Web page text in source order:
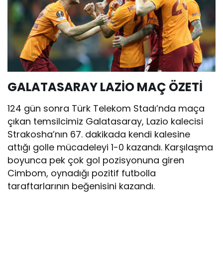
GALATASARAY LAZİO MAÇ ÖZETİ
124 gün sonra Türk Telekom Stadı’nda maça
çıkan temsilcimiz Galatasaray, Lazio kalecisi
Strakosha’nın 67. dakikada kendi kalesine
attığı golle mücadeleyi 1-0 kazandı. Karşılaşma
boyunca pek çok gol pozisyonuna giren
Cimbom, oynadığı pozitif futbolla
taraftarlarının beğenisini kazandı.